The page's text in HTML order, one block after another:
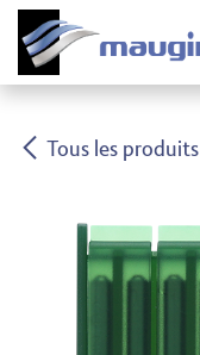
Se rendre au contenu
Tous les produits